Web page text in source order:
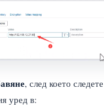
, след което следете
уред в: